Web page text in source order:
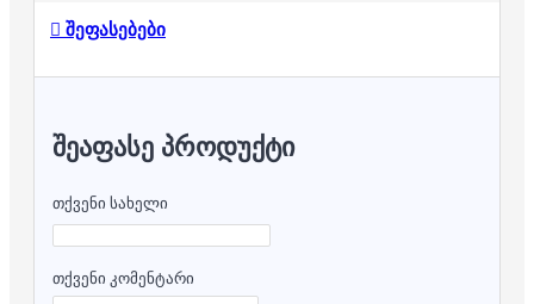
შეფასებები
ᲨᲔᲐᲤᲐᲡᲔ ᲞᲠᲝᲓᲣᲥᲢᲘ
თქვენი სახელი
თქვენი კომენტარი